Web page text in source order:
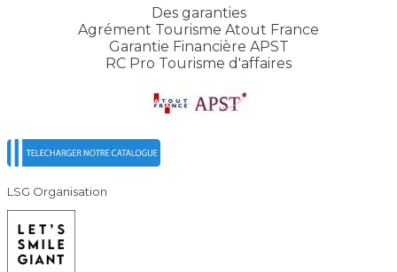
Des garanties
Agrément Tourisme Atout France
Garantie Financière APST
RC Pro Tourisme d'affaires
LSG Organisation